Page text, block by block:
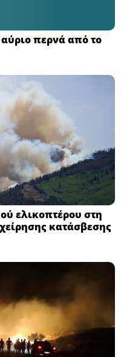
αύριο περνά από το
ελικοπτέρου στη
κατάσβεσης